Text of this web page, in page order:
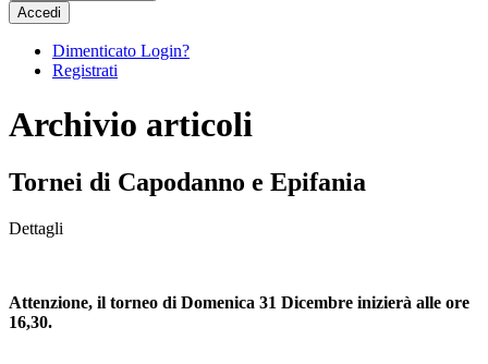
Accedi
Dimenticato Login?
Registrati
Archivio articoli
Tornei di Capodanno e Epifania
Dettagli
Attenzione, il torneo di Domenica 31 Dicembre inizierà alle ore
16,30.